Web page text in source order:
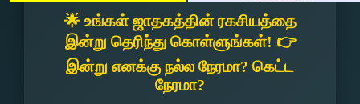
🌟 உங்கள் ஜாதகத்தின் ரகசியத்தை
இன்று தெரிந்து கொள்ளுங்கள்! 👉
இன்று எனக்கு நல்ல நேரமா? கெட்ட
நேரமா?